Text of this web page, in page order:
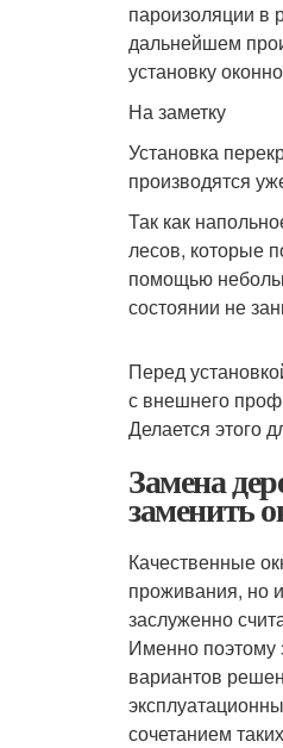
пароизоляции в
дальнейшем
установку
На заметку
Установка
производятся
Так как
лесов, которые
помощью
состоянии не
Перед
с внешнего
Делается этого
Замена
заменить
Качественные
проживания, но
заслуженно
Именно поэтому
вариантов
сочетанием